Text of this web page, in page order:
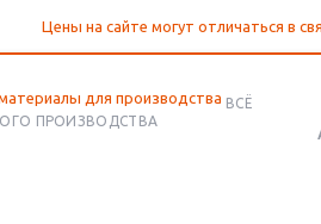
Цены на сайте могут отличаться в
ВСЁ
ПРОИЗВОДСТВА